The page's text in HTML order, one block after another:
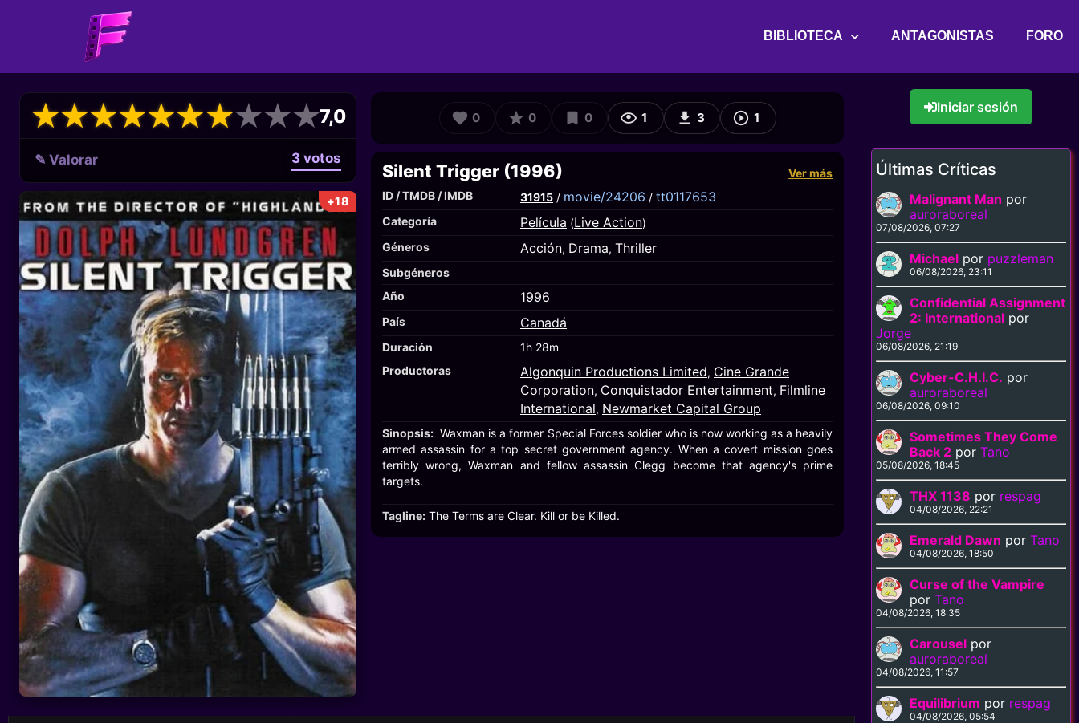
BIBLIOTECA ANTAGONISTAS FORO
★
★★
★★
★★
★★
★★
★★
★★
★★
★★
★7,0
✎ Valorar 3 votos
+18
0 0 0 1 3 1
Silent Trigger (1996)
Ver más
ID / TMDB / IMDB
31915 / movie/24206 / tt0117653
Categoría Película (Live Action)
Géneros
Acción, Drama, Thriller
Subgéneros
Año
1996
País Canadá
Duración
1h 28m
Productoras
Algonquin Productions Limited, Cine Grande
Corporation, Conquistador Entertainment, Filmline
International, Newmarket Capital Group
Sinopsis: Waxman is a former Special Forces soldier who is now working as a heavily
armed assassin for a top secret government agency. When a covert mission goes
terribly wrong, Waxman and fellow assassin Clegg become that agency's prime
targets.
Tagline: The Terms are Clear. Kill or be Killed.
Iniciar sesión
Últimas Críticas
Malignant Man por
auroraboreal
07/08/2026, 07:27
Michael por puzzleman
06/08/2026, 23:11
Confidential Assignment
2: International por
Jorge
06/08/2026, 21:19
Cyber-C.H.I.C. por
auroraboreal
06/08/2026, 09:10
Sometimes They Come
Back 2 porTano
05/08/2026, 18:45
THX 1138 por respag
04/08/2026, 22:21
Emerald Dawn porTano
04/08/2026, 18:50
Curse of the Vampire
porTano
04/08/2026, 18:35
Carousel por
auroraboreal
04/08/2026, 11:57
Equilibrium por respag
04/08/2026, 05:54